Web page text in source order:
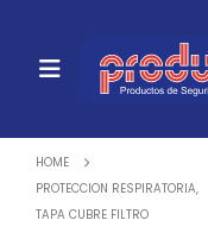
HOME
PROTECCION RESPIRATORIA
TAPA CUBRE FILTRO